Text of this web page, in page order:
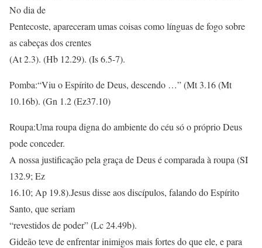
No dia de
Pentecoste, apareceram umas coisas como línguas de fogo sobre
as cabeças dos crentes
(At 2.3). (Hb 12.29). (Is 6.5-7).
Pomba:“Viu o Espírito de Deus, descendo …” (Mt 3.16 (Mt
10.16b). (Gn 1.2 (Ez37.10)
Roupa:Uma roupa digna do ambiente do céu só o próprio Deus
pode conceder.
A nossa justificação pela graça de Deus é comparada à roupa (SI
132.9; Ez
16.10; Ap 19.8).Jesus disse aos discípulos, falando do Espírito
Santo, que seriam
“revestidos de poder” (Lc 24.49b).
Gideão teve de enfrentar inimigos mais fortes do que ele, e para